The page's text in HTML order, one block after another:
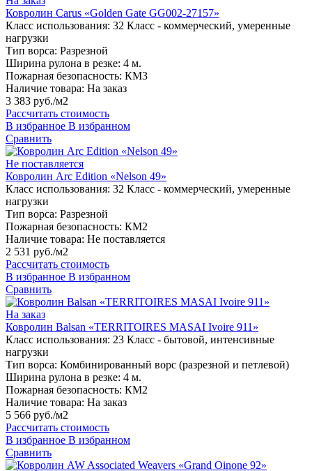
Ковролин Carus «Golden Gate GG002-27157»
Класс использования: 32 Класс - коммерческий, умеренные
нагрузки
Тип ворса: Разрезной
Ширина рулона в резке: 4 м.
Пожарная безопасность: КМ3
Наличие товара: На заказ
3 383 руб./м2
Рассчитать стоимость
В избранное В избранном
Сравнить
Не поставляется
Ковролин Arc Edition «Nelson 49»
Класс использования: 32 Класс - коммерческий, умеренные
нагрузки
Тип ворса: Разрезной
Пожарная безопасность: КМ2
Наличие товара: Не поставляется
2 531 руб./м2
Рассчитать стоимость
В избранное В избранном
Сравнить
На заказ
Ковролин Balsan «TERRITOIRES MASAI Ivoire 911»
Класс использования: 23 Класс - бытовой, интенсивные
нагрузки
Тип ворса: Комбинированный ворс (разрезной и петлевой)
Ширина рулона в резке: 4 м.
Пожарная безопасность: КМ2
Наличие товара: На заказ
5 566 руб./м2
Рассчитать стоимость
В избранное В избранном
Сравнить